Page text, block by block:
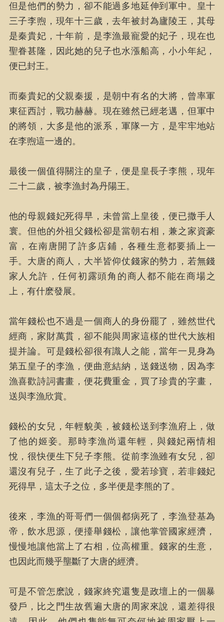
但是他們的勢力，卻不能過多地延伸到軍中。皇十
三子李煦，現年十三歲，去年被封為廬陵王，其母
是秦貴妃，十年前，是李漁最寵愛的妃子，現在也
聖眷甚隆，因此她的兒子也水漲船高，小小年紀，
便已封王。
而秦貴妃的父親秦援，是朝中有名的大將，曾率軍
東征西討，戰功赫赫。現在雖然已經老邁，但軍中
的將領，大多是他的派系，軍隊一方，是牢牢地站
在李煦這一邊的。
最後一個值得關注的皇子，便是皇長子李熊，現年
二十二歲，被李漁封為丹陽王。
他的母親錢妃死得早，未曾當上皇後，便已撒手人
寰。但他的外祖父錢松卻是當朝右相，兼之家資豪
富，在南唐開了許多店鋪，各種生意都要插上一
手。大唐的商人，大半皆仰仗錢家的勢力，若無錢
家人允許，任何初露頭角的商人都不能在商場之
上，有什麽發展。
當年錢松也不過是一個商人的身份罷了，雖然世代
經商，家財萬貫，卻不能與周家這樣的世代大族相
提并論。可是錢松卻很有識人之能，當年一見身為
第五皇子的李漁，便曲意結納，送錢送物，因為李
漁喜歡詩詞書畫，便花費重金，買了珍貴的字畫，
送與李漁欣賞。
錢松的女兒，年輕貌美，被錢松送到李漁府上，做
了他的姬妾。那時李漁尚還年輕，與錢妃兩情相
悅，很快便生下兒子李熊。從前李漁雖有女兒，卻
還沒有兒子，生了此子之後，愛若珍寶，若非錢妃
死得早，這太子之位，多半便是李熊的了。
後來，李漁的哥哥們一個個都病死了，李漁登基為
帝，飲水思源，便擡舉錢松，讓他掌管國家經濟，
慢慢地讓他當上了右相，位高權重。錢家的生意，
也因此而幾乎壟斷了大唐的經濟。
可是不管怎麽說，錢家終究還隻是政壇上的一個暴
發戶，比之門生故舊遍大唐的周家來說，還差得很